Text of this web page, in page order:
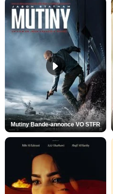
Mutiny Bande-annonce VO STFR